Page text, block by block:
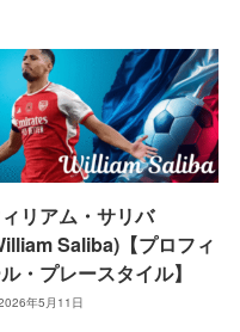
リアム・サリバ
Saliba)【プロフィ
・プレースタイル】
年5月11日